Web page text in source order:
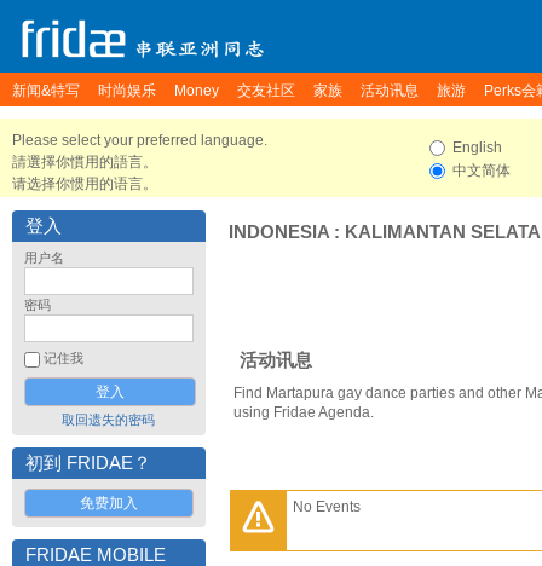
新闻&特写 时尚娱乐 Money 交友社区 家族 活动讯息 旅游 Perks会
Please select your preferred language.
請選擇你慣用的語言。
请选择你惯用的语言。
English
中文简体
登入
用户名
密码
记住我
取回遗失的密码
初到 FRIDAE？
免费加入
FRIDAE MOBILE
INDONESIA : KALIMANTAN
活动讯息
Find Martapura gay dance parties and other
using Fridae Agenda.
No Events